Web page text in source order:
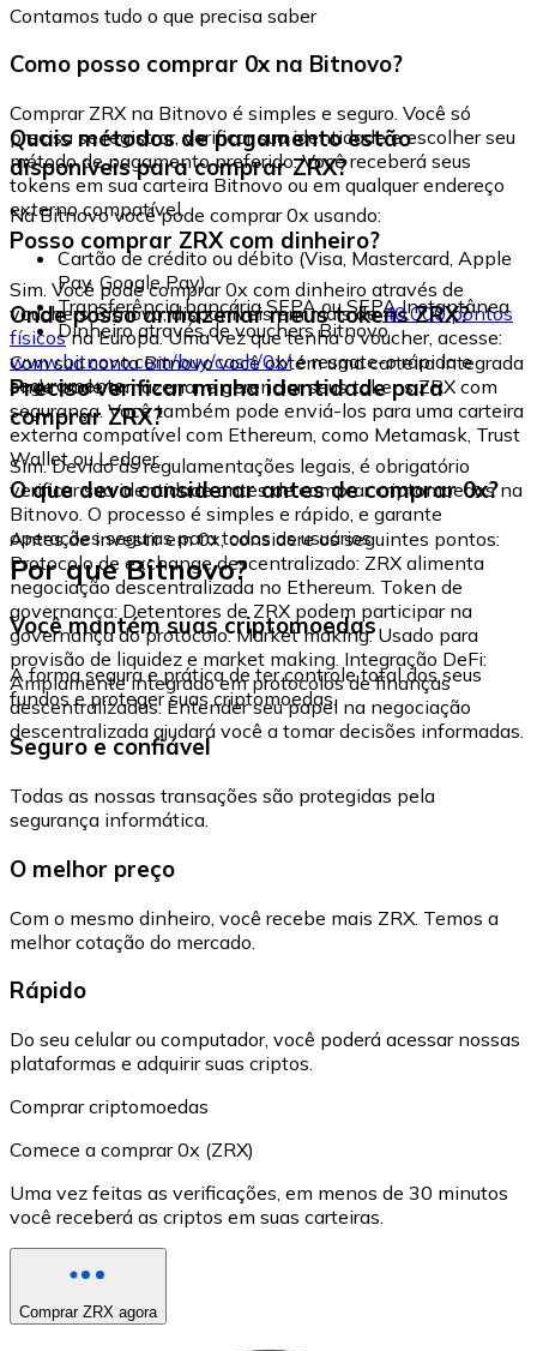
Contamos tudo o que precisa saber
Como posso comprar 0x na Bitnovo?
Comprar ZRX na Bitnovo é simples e seguro. Você só
precisa se registrar, verificar sua identidade e escolher seu
método de pagamento preferido. Você receberá seus
tokens em sua carteira Bitnovo ou em qualquer endereço
externo compatível.
Quais métodos de pagamento estão
disponíveis para comprar ZRX?
Na Bitnovo você pode comprar 0x usando:
Cartão de crédito ou débito (Visa, Mastercard, Apple
Pay, Google Pay)
Transferência bancária SEPA ou SEPA Instantânea
Dinheiro através de vouchers Bitnovo
Posso comprar ZRX com dinheiro?
Sim. Você pode comprar 0x com dinheiro através de
vouchers Bitnovo, disponíveis em mais de40.000 pontos
físicosna Europa. Uma vez que tenha o voucher, acesse:
www.bitnovo.com/buy/cash/0x/e resgate-o rápida e
seguramente.
Onde posso armazenar meus tokens ZRX?
Com sua conta Bitnovo você obtém uma carteira integrada
onde pode armazenar e gerenciar seus tokens ZRX com
segurança. Você também pode enviá-los para uma carteira
externa compatível com Ethereum, como Metamask, Trust
Wallet ou Ledger.
Preciso verificar minha identidade para
comprar ZRX?
Sim. Devido às regulamentações legais, é obrigatório
verificar sua identidade antes de comprar criptomoedas na
Bitnovo. O processo é simples e rápido, e garante
operações seguras para todos os usuários.
O que devo considerar antes de comprar 0x?
Antes de investir em 0x, considere os seguintes pontos:
Protocolo de exchange descentralizado: ZRX alimenta
negociação descentralizada no Ethereum. Token de
governança: Detentores de ZRX podem participar na
governança do protocolo. Market making: Usado para
provisão de liquidez e market making. Integração DeFi:
Amplamente integrado em protocolos de finanças
descentralizadas. Entender seu papel na negociação
descentralizada ajudará você a tomar decisões informadas.
Por que Bitnovo?
Você mantém suas criptomoedas
A forma segura e prática de ter controle total dos seus
fundos e proteger suas criptomoedas.
Seguro e confiável
Todas as nossas transações são protegidas pela
segurança informática.
O melhor preço
Com o mesmo dinheiro, você recebe mais ZRX. Temos a
melhor cotação do mercado.
Rápido
Do seu celular ou computador, você poderá acessar nossas
plataformas e adquirir suas criptos.
Comprar criptomoedas
Comece a comprar 0x (ZRX)
Uma vez feitas as verificações, em menos de 30 minutos
você receberá as criptos em suas carteiras.
Comprar ZRX agora